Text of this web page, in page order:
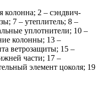
колонна; 2 – сэндвич-
7 – утеплитель; 8 –
уплотнители; 10 –
колонны; 13 –
ветрозащиты; 15 –
части; 17 –
элемент цоколя; 19